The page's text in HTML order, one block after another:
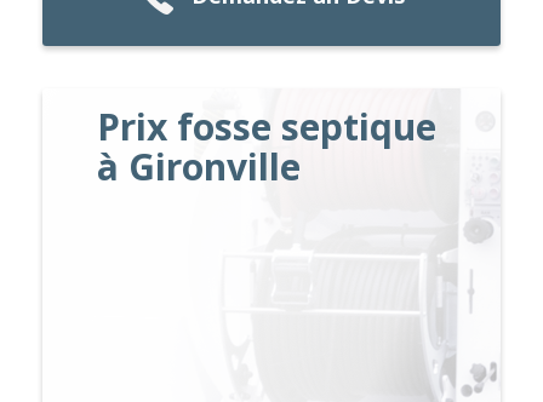
Prix fosse septique
à Gironville